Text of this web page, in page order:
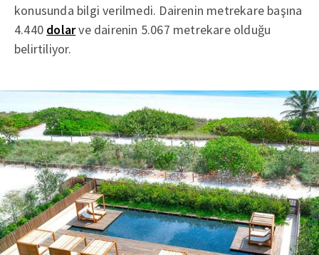
konusunda bilgi verilmedi. Dairenin metrekare başına
4.440 dolarve dairenin 5.067 metrekare olduğu
belirtiliyor.